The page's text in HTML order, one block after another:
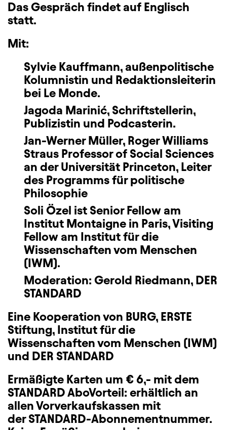
Das Gespräch findet auf Englisch
statt.
Mit:
Sylvie Kauffmann, außenpolitische
Kolumnistin und Redaktionsleiterin
bei Le Monde.
Jagoda Marinić, Schriftstellerin,
Publizistin und Podcasterin.
Jan-Werner Müller, Roger Williams
Straus Professor of Social Sciences
an der Universität Princeton, Leiter
des Programms für politische
Philosophie
Soli Özel ist Senior Fellow am
Institut Montaigne in Paris, Visiting
Fellow am Institut für die
Wissenschaften vom Menschen
(IWM).
Moderation: Gerold Riedmann, DER
STANDARD
Eine Kooperation von BURG, ERSTE
Stiftung, Institut für die
Wissenschaften vom Menschen (IWM)
und DER STANDARD
Ermäßigte Karten um € 6,- mit dem
STANDARD AboVorteil: erhältlich an
allen Vorverkaufskassen mit
der STANDARD-Abonnementnummer.